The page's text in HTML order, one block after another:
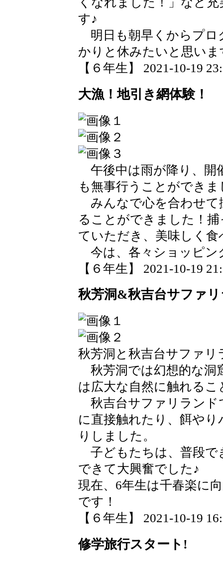
す♪
明日も朝早くからプロ
かりと休みたいと思いま
【６年生】 2021-10-19
大漁！地引き網体験！
午後中は雨が降り、開
も無事行うことができま
みんなで心を合わせて
ることができました！
ていただき、美味しく
今は、各々ショッピン
【６年生】 2021-10-19
秋芳洞&秋吉台サファ
秋芳洞と秋吉台サファ
秋芳洞では幻想的な洞
は広大な自然に触れる
秋吉台サファリランド
に直接触れたり、餌や
りしました。
子どもたちは、普段で
できて大興奮でした♪
現在、6年生は千春楽に
です！
【６年生】 2021-10-19
修学旅行スタート!